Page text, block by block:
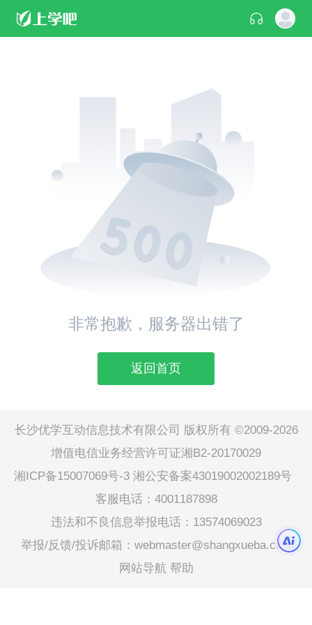
非常抱歉，服务器出错了
返回首页
长沙优学互动信息技术有限公司 版权所有 ©2009-2026
增值电信业务经营许可证湘B2-20170029
湘ICP备15007069号-3 湘公安备案43019002002189号
客服电话：4001187898
违法和不良信息举报电话：13574069023
举报/反馈/投诉邮箱：webmaster@shangxueba.com
网站导航 帮助